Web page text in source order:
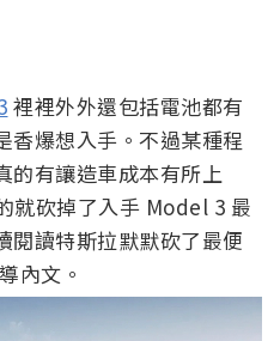
裡裡外外還包括電池都有
香爆想入手。不過某種程
的有讓造車成本有所上
就砍掉了入手 Model 3 最
閱讀特斯拉默默砍了最便
內文。